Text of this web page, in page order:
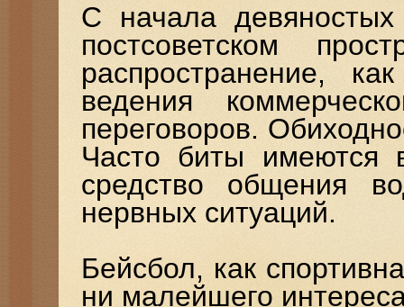
С начала
постсоветском
распространение,
ведения
переговоров.
Часто биты имеются
средство общения
нервных ситуаций.
Бейсбол, как
ни малейшего